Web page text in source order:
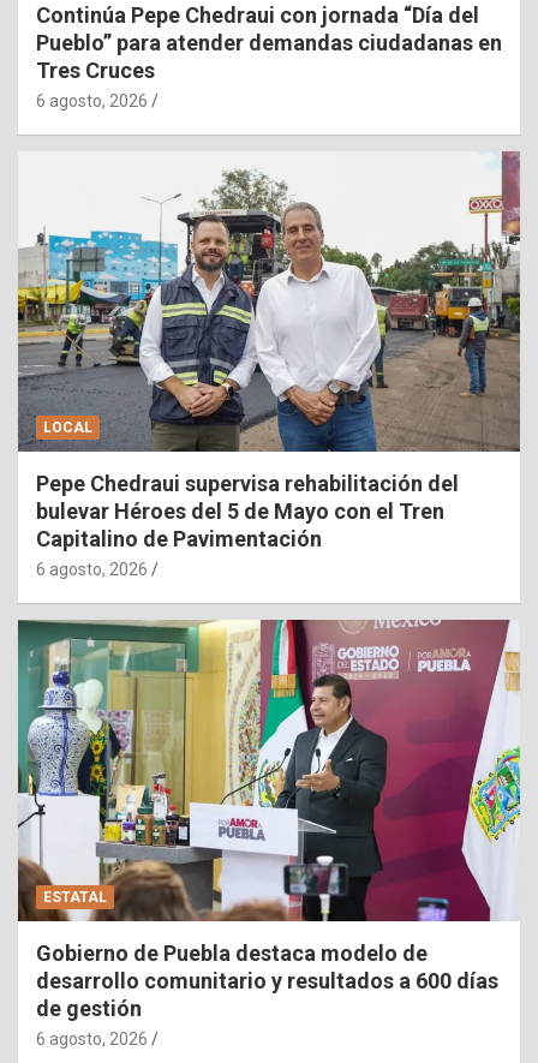
Continúa Pepe Chedraui con jornada “Día del
Pueblo” para atender demandas ciudadanas en
Tres Cruces
6 agosto, 2026
LOCAL
Pepe Chedraui supervisa rehabilitación del
bulevar Héroes del 5 de Mayo con el Tren
Capitalino de Pavimentación
6 agosto, 2026
ESTATAL
Gobierno de Puebla destaca modelo de
desarrollo comunitario y resultados a 600 días
de gestión
6 agosto, 2026